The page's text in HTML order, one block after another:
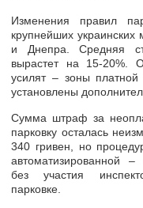
Изменения правил
крупнейших
и Днепра.Средняя
вырастет на 15-20%.
усилят – зоны
установлены
Сумма штраф за
парковку осталась
340 гривен , но
автоматизированной
без участия
парковке.